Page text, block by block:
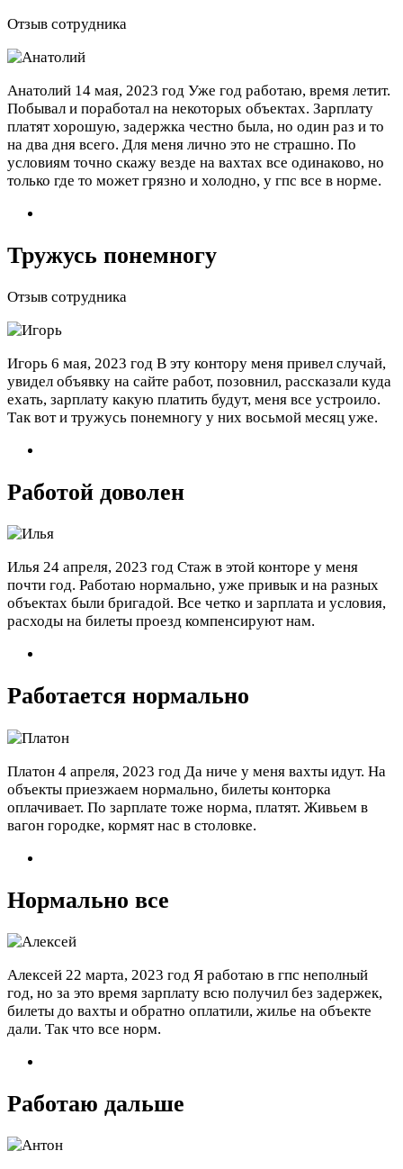
Отзыв сотрудника
Анатолий 14 мая, 2023 год Уже год работаю, время летит.
Побывал и поработал на некоторых объектах. Зарплату
платят хорошую, задержка честно была, но один раз и то
на два дня всего. Для меня лично это не страшно. По
условиям точно скажу везде на вахтах все одинаково, но
только где то может грязно и холодно, у гпс все в норме.
Тружусь понемногу
Отзыв сотрудника
Игорь 6 мая, 2023 год В эту контору меня привел случай,
увидел объявку на сайте работ, позовнил, рассказали куда
ехать, зарплату какую платить будут, меня все устроило.
Так вот и тружусь понемногу у них восьмой месяц уже.
Работой доволен
Илья 24 апреля, 2023 год Стаж в этой конторе у меня
почти год. Работаю нормально, уже привык и на разных
объектах были бригадой. Все четко и зарплата и условия,
расходы на билеты проезд компенсируют нам.
Работается нормально
Платон 4 апреля, 2023 год Да ниче у меня вахты идут. На
объекты приезжаем нормально, билеты конторка
оплачивает. По зарплате тоже норма, платят. Живьем в
вагон городке, кормят нас в столовке.
Нормально все
Алексей 22 марта, 2023 год Я работаю в гпс неполный
год, но за это время зарплату всю получил без задержек,
билеты до вахты и обратно оплатили, жилье на объекте
дали. Так что все норм.
Работаю дальше